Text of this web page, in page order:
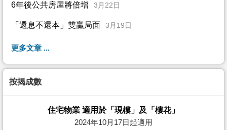
6年後公共房屋將倍增 3月22日
「還息不還本」雙贏局面 3月19日
更多文章 ...
按揭成數
住宅物業 適用於「現樓」及「樓花」
2024年10月17日起適用